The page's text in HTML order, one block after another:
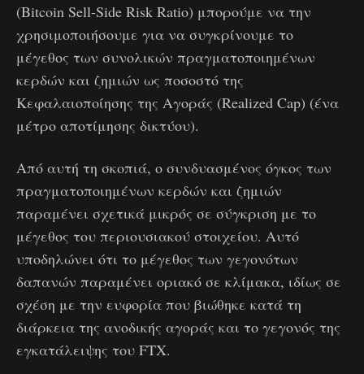
(Bitcoin Sell-Side Risk Ratio) μπορούμε να την
χρησιμοποιήσουμε για να συγκρίνουμε το
μέγεθος των συνολικών πραγματοποιημένων
κερδών και ζημιών ως ποσοστό της
Κεφαλαιοποίησης της Αγοράς (Realized Cap) (ένα
μέτρο αποτίμησης δικτύου).
Από αυτή τη σκοπιά, ο συνδυασμένος όγκος των
πραγματοποιημένων κερδών και ζημιών
παραμένει σχετικά μικρός σε σύγκριση με το
μέγεθος του περιουσιακού στοιχείου. Αυτό
υποδηλώνει ότι το μέγεθος των γεγονότων
δαπανών παραμένει οριακό σε κλίμακα, ιδίως σε
σχέση με την ευφορία που βιώθηκε κατά τη
διάρκεια της ανοδικής αγοράς και το γεγονός της
εγκατάλειψης του FTX.